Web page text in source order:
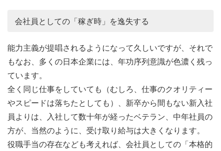
会社員としての「稼ぎ時」を逸失する
能力主義が提唱されるようになって久しいですが、それで
もなお、多くの日本企業には、年功序列意識が色濃く残っ
ています。
全く同じ仕事をしていても（むしろ、仕事のクオリティー
やスピードは落ちたとしても）、新卒から間もない新入社
員よりは、入社して数十年が経ったベテラン、中年社員の
方が、当然のように、受け取り給与は大きくなります。
役職手当の存在なども考えれば、会社員としての「本格的